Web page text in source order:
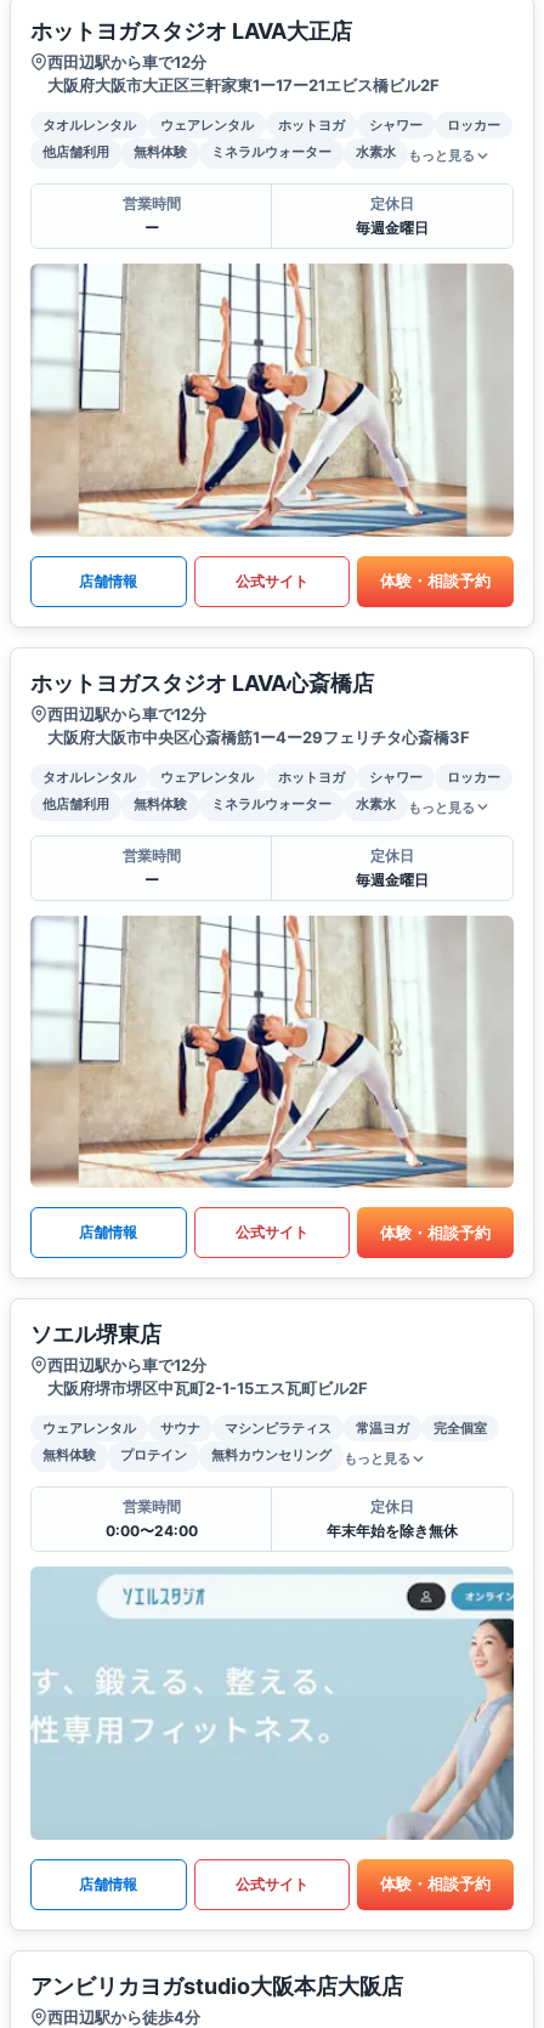
ホットヨガスタジオ LAVA大正店
西田辺駅から車で12分
大阪府大阪市大正区三軒家東1ー17ー21エビス橋ビル2F
タオルレンタル ウェアレンタル ホットヨガ シャワー
ロッカー
他店舗利用
無料体験 ミネラルウォーター 水素水 もっと見る
営業時間
ー
定休日
毎週金曜日
店舗情報 公式サイト 体験・相談予約
ホットヨガスタジオ LAVA心斎橋店
西田辺駅から車で12分
大阪府大阪市中央区心斎橋筋1ー4ー29フェリチタ心斎橋3F
タオルレンタル ウェアレンタル ホットヨガ シャワー
ロッカー
他店舗利用
無料体験 ミネラルウォーター 水素水 もっと見る
営業時間
ー
定休日
毎週金曜日
店舗情報 公式サイト 体験・相談予約
ソエル堺東店
西田辺駅から車で12分
大阪府堺市堺区中瓦町2-1-15エス瓦町ビル2F
ウェアレンタル サウナ マシンピラティス 常温ヨガ
完全個室
無料体験
プロテイン 無料カウンセリング もっと見る
営業時間
0:00〜24:00
定休日
年末年始を除き無休
店舗情報 公式サイト 体験・相談予約
アンビリカヨガstudio大阪本店大阪店
西田辺駅から徒歩4分